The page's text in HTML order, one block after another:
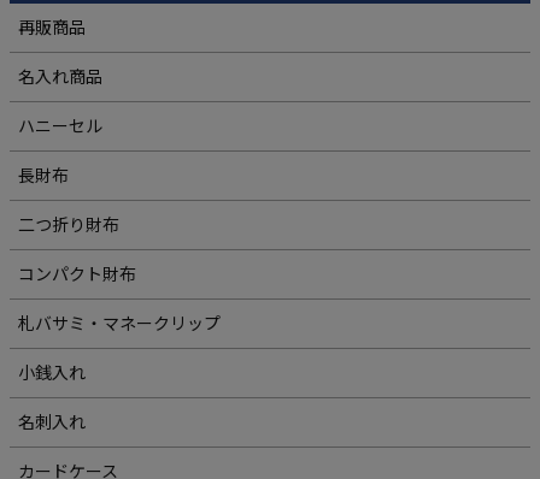
再販商品
名入れ商品
ハニーセル
長財布
二つ折り財布
コンパクト財布
札バサミ・マネークリップ
小銭入れ
名刺入れ
カードケース